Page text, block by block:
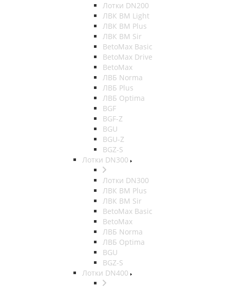
Лотки DN200
ЛВК ВМ Light
ЛВК ВМ Plus
ЛВК ВМ Sir
BetoMax Basic
BetoMax Drive
BetoMax
ЛВБ Norma
ЛВБ Plus
ЛВБ Optima
BGF
BGF-Z
BGU
BGU-Z
BGZ-S
Лотки DN300
Лотки DN300
ЛВК ВМ Plus
ЛВК ВМ Sir
BetoMax Basic
BetoMax
ЛВБ Norma
ЛВБ Optima
BGU
BGZ-S
Лотки DN400